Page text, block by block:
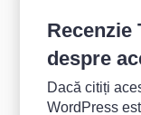
Recenzie
despre
Dacă citiți
WordPress